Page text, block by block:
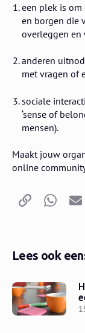
een plek is
en borgen die
overleggen en
anderen
met vragen of
sociale
‘sense of
mensen).
Maakt jouw
online
Kopieer linkWhatsapp
Lees ook